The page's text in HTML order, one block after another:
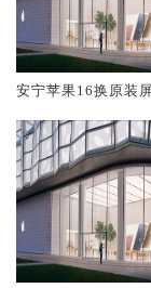
安宁苹果16换原装